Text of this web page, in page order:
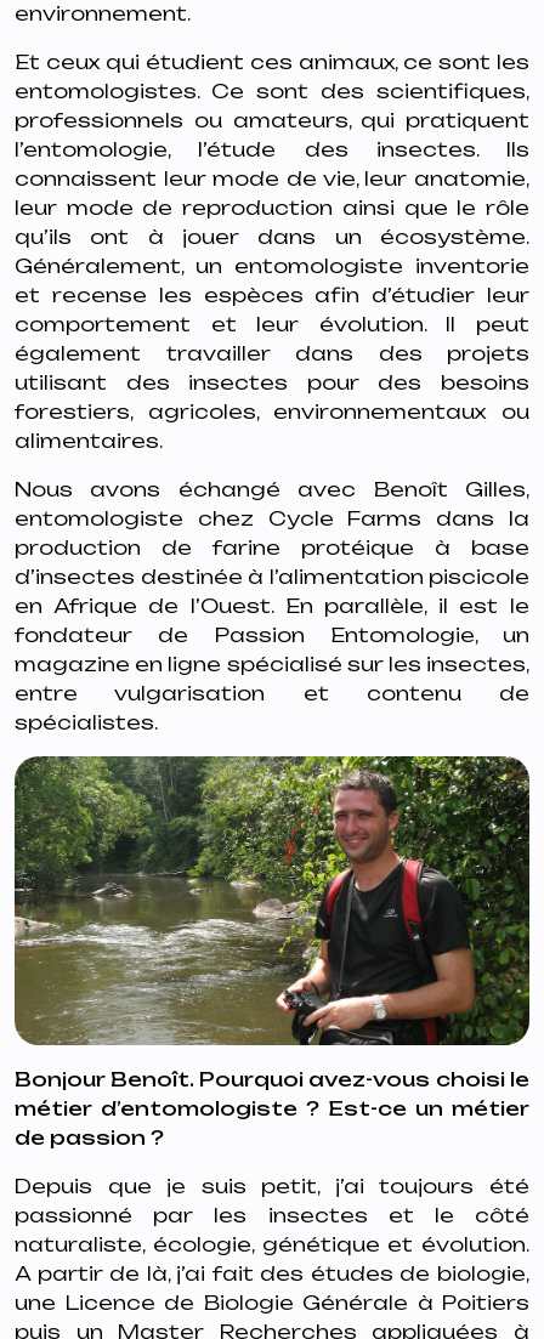
environnement.
Et ceux qui étudient ces animaux, ce sont les
entomologistes. Ce sont des scientifiques,
professionnels ou amateurs, qui pratiquent
l’entomologie, l’étude des insectes. Ils
connaissent leur mode de vie, leur anatomie,
leur mode de reproduction ainsi que le rôle
qu’ils ont à jouer dans un écosystème.
Généralement, un entomologiste inventorie
et recense les espèces afin d’étudier leur
comportement et leur évolution. Il peut
également travailler dans des projets
utilisant des insectes pour des besoins
forestiers, agricoles, environnementaux ou
alimentaires.
Nous avons échangé avec Benoît Gilles,
entomologiste chez Cycle Farms dans la
production de farine protéique à base
d’insectes destinée à l’alimentation piscicole
en Afrique de l’Ouest. En parallèle, il est le
fondateur de Passion Entomologie, un
magazine en ligne spécialisé sur les insectes,
entre vulgarisation et contenu de
spécialistes.
Bonjour Benoît. Pourquoi avez-vous choisi le
métier d’entomologiste ? Est-ce un métier
de passion ?
Depuis que je suis petit, j’ai toujours été
passionné par les insectes et le côté
naturaliste, écologie, génétique et évolution.
A partir de là, j’ai fait des études de biologie,
une Licence de Biologie Générale à Poitiers
puis un Master Recherches appliquées à